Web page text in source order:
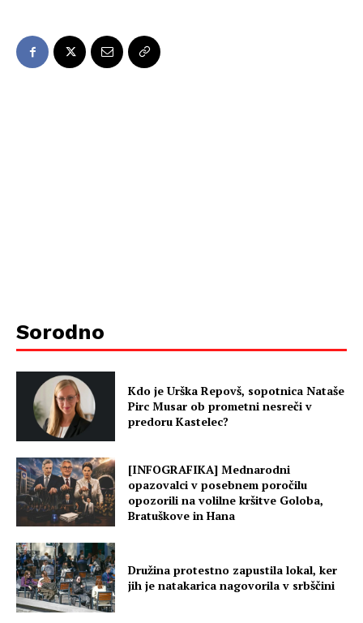
Sorodno
Kdo je Urška Repovš, sopotnica Nataše
Pirc Musar ob prometni nesreči v
predoru Kastelec?
[INFOGRAFIKA] Mednarodni
opazovalci v posebnem poročilu
opozorili na volilne kršitve Goloba,
Bratuškove in Hana
Družina protestno zapustila lokal, ker
jih je natakarica nagovorila v srbščini